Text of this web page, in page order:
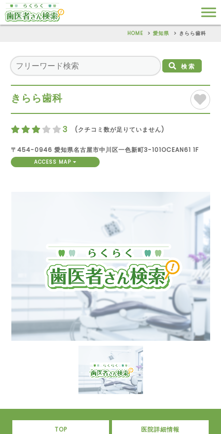
HOME 愛知県 きらら歯科
検索
きらら歯科
3 (クチコミ数が足りていません)
〒454-0946 愛知県名古屋市中川区一色新町3-101OCEAN61 1F
ACCESS MAP
TOP 医院詳細情報